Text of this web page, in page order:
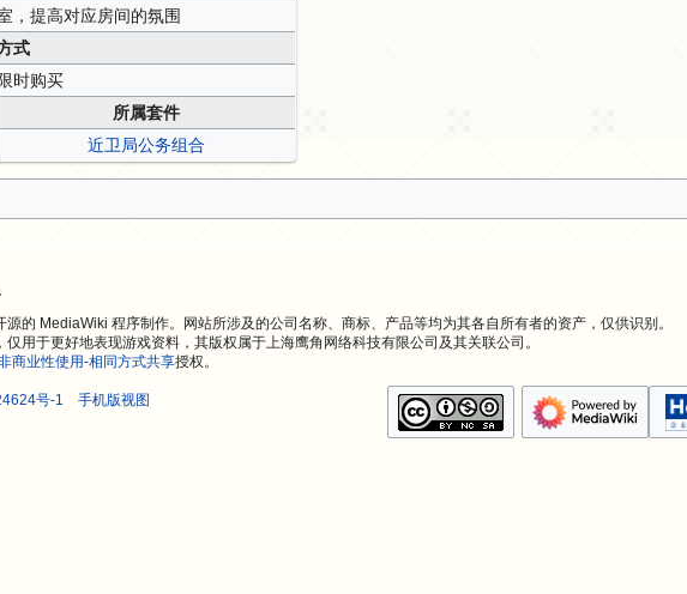
，提高对应房间的氛围
式
时购买
所属套件
近卫局公务组合
的 MediaWiki 程序制作。网站所涉及的公司名称、商标、产品等均为其各自所有者的资产，仅供识别。
用于更好地表现游戏资料，其版权属于上海鹰角网络科技有限公司及其关联公司。
商业性使用-相同方式共享授权。
号-1 手机版视图